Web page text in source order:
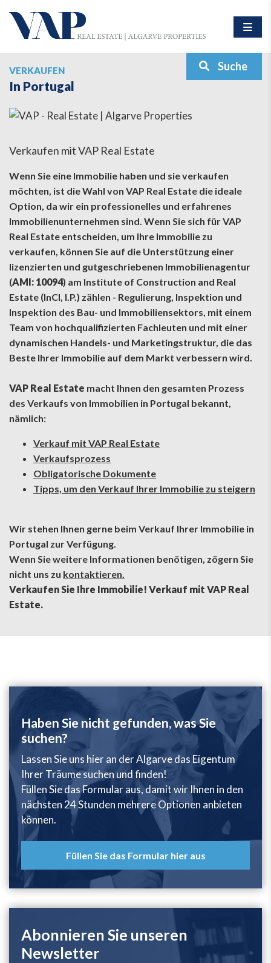
Suche
VERKAUFEN
In Portugal
Verkaufen mit VAP Real Estate
Wenn Sie eine Immobilie haben und sie verkaufen
möchten, ist die Wahl von VAP Real Estate die ideale
Option, da wir ein professionelles und erfahrenes
Immobilienunternehmen sind. Wenn Sie sich für VAP
Real Estate entscheiden, um Ihre Immobilie zu
verkaufen, können Sie auf die Unterstützung einer
lizenzierten und gutgeschriebenen Immobilienagentur
(AMI: 10094) am Institute of Construction and Real
Estate (InCI, I.P.) zählen - Regulierung, Inspektion und
Inspektion des Bau- und Immobiliensektors, mit einem
Team von hochqualifizierten Fachleuten und mit einer
dynamischen Handels- und Marketingstruktur, die das
Beste Ihrer Immobilie auf dem Markt verbessern wird.
VAP Real Estate macht Ihnen den gesamten Prozess
des Verkaufs von Immobilien in Portugal bekannt,
nämlich:
Verkauf mit VAP Real Estate
Verkaufsprozess
Obligatorische Dokumente
Tipps, um den Verkauf Ihrer Immobilie zu steigern
Wir stehen Ihnen gerne beim Verkauf Ihrer Immobilie in
Portugal zur Verfügung.
Wenn Sie weitere Informationen benötigen, zögern Sie
nicht uns zu kontaktieren.
Verkaufen Sie Ihre Immobilie! Verkauf mit VAP Real
Estate.
Haben Sie nicht gefunden, was Sie
suchen?
Lassen Sie uns hier an der Algarve das Eigentum
Ihrer Träume suchen und finden!
Füllen Sie das Formular aus, damit wir Ihnen in den
nächsten 24 Stunden mehrere Optionen anbieten
können.
Füllen Sie das Formular hier aus
Abonnieren Sie unseren
Newsletter